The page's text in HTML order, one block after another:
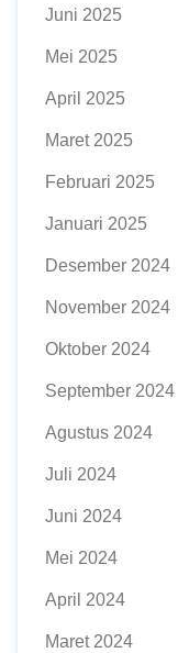
Juni 2025
Mei 2025
April 2025
Maret 2025
Februari 2025
Januari 2025
Desember 2024
November 2024
Oktober 2024
September 2024
Agustus 2024
Juli 2024
Juni 2024
Mei 2024
April 2024
Maret 2024